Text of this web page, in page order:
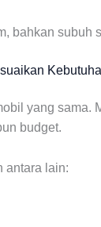
bahkan
yang
budget.
antara lain: